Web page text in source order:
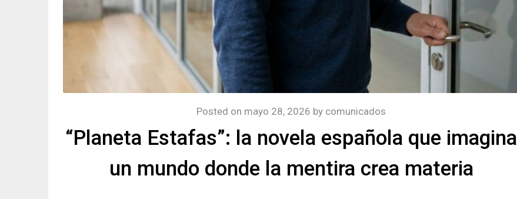
“Planeta Estafas”: la novela española que imagina
un mundo donde la mentira crea materia
Posted on mayo 28, 2026 by comunicados